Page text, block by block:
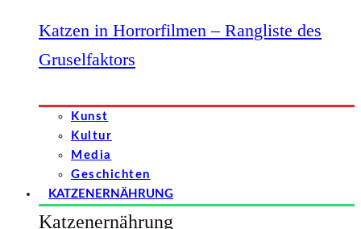
Katzen in Horrorfilmen – Rangliste des
Gruselfaktors
Kunst
Kultur
Media
Geschichten
KATZENERNÄHRUNG
Katzenernährung